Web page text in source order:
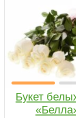
Букет